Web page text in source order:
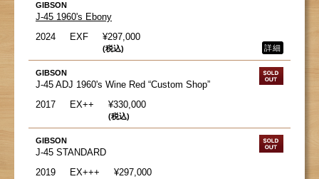
GIBSON
J-45 1960's Ebony
2024
EXF ¥297,000
(税込) 詳細
GIBSON
J-45 ADJ 1960's Wine Red “Custom Shop”
2017
EX++ ¥330,000
(税込)
GIBSON
J-45 STANDARD
2019
EX+++ ¥297,000